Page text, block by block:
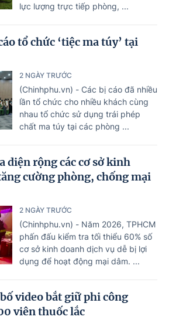
lực lượng trực tiếp phòng, ...
tổ chức ‘tiệc ma túy’ tại
2 NGÀY TRƯỚC
(Chinhphu.vn) - Các bị cáo đã nhiều
lần tổ chức cho nhiều khách cùng
nhau tổ chức sử dụng trái phép
chất ma túy tại các phòng ...
diện rộng các cơ sở kinh
cường phòng, chống mại
2 NGÀY TRƯỚC
(Chinhphu.vn) - Năm 2026, TPHCM
phấn đấu kiểm tra tối thiểu 60% số
cơ sở kinh doanh dịch vụ dễ bị lợi
dụng để hoạt động mại dâm. ...
video bắt giữ phi công
viên thuốc lắc